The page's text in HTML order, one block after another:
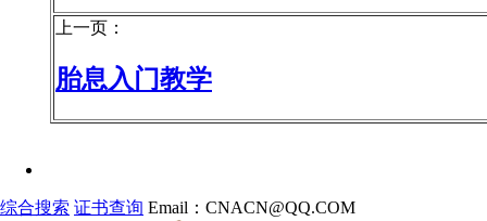
上一页：
胎息入门教学
综合搜索 证书查询 Email：CNACN@QQ.COM